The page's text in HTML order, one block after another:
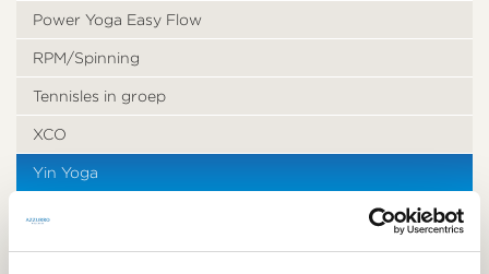
Power Yoga Easy Flow
RPM/Spinning
Tennisles in groep
XCO
Yin Yoga